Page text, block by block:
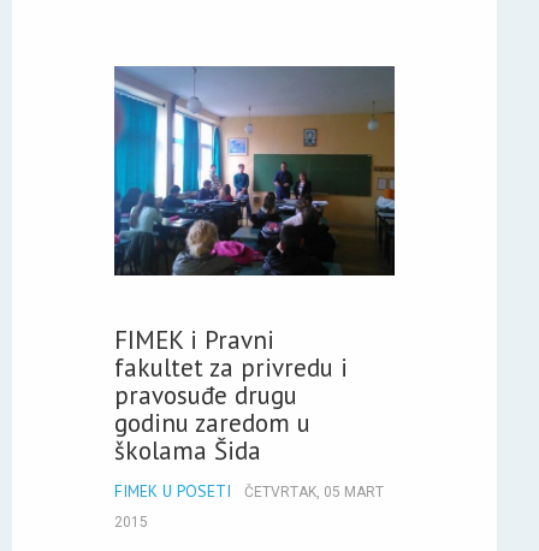
FIMEK i Pravni
fakultet za privredu i
pravosuđe drugu
godinu zaredom u
školama Šida
FIMEK U POSETI
ČETVRTAK, 05 MART
2015